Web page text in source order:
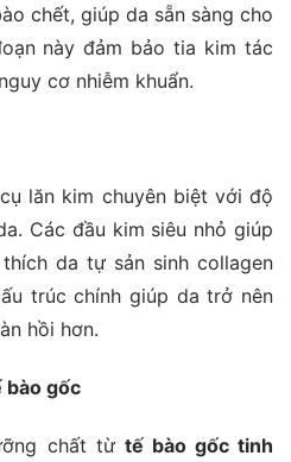
chết, giúp da sẵn sàng cho
này đảm bảo tia kim tác
cơ nhiễm khuẩn.
lăn kim chuyên biệt với độ
Các đầu kim siêu nhỏ giúp
da tự sản sinh collagen
trúc chính giúp da trở nên
hồi hơn.
bào gốc
chất từ tế bào gốc tinh